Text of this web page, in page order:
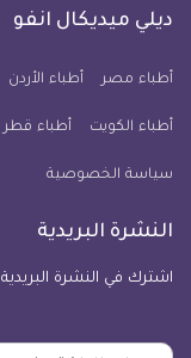
فيسبوكتويتر
ديلي ميديكال انفو
أطباء مصر أطباء الأردن
أطباء الكويت أطباء قطر
سياسة الخصوصية
النشرة البريدية
اشترك في النشرة